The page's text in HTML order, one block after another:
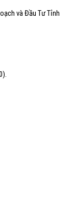
và Đầu Tư Tỉnh